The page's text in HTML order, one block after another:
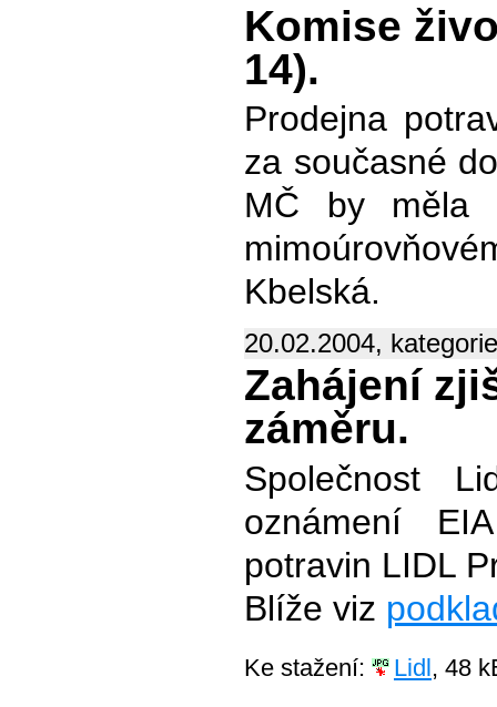
Komise
14).
Prodejna
za současné
MČ by měla
Kbelská.
20.02.2004,
Zahájení
záměru.
Společnost
oznámení
potravin LIDL
Blíže viz
Ke stažení: Lidl, 48